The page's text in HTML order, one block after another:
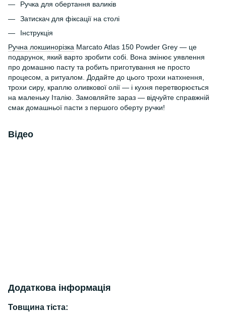
Ручка для обертання валиків
Затискач для фіксації на столі
Інструкція
Ручна локшинорізка Marcato Atlas 150 Powder Grey — це
подарунок, який варто зробити собі. Вона змінює уявлення
про домашню пасту та робить приготування не просто
процесом, а ритуалом. Додайте до цього трохи натхнення,
трохи сиру, краплю оливкової олії — і кухня перетворюється
на маленьку Італію. Замовляйте зараз — відчуйте справжній
смак домашньої пасти з першого оберту ручки!
Відео
Додаткова інформація
Товщина тіста: